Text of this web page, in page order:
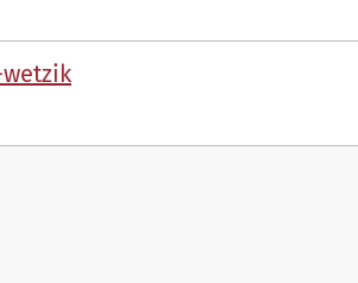
tz k